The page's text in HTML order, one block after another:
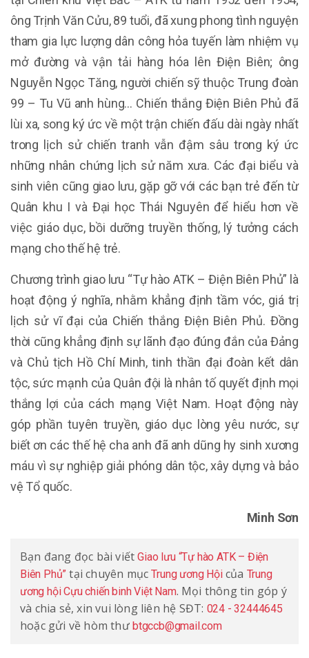
ông Trịnh Văn Cửu, 89 tuổi, đã xung phong tình nguyện
tham gia lực lượng dân công hỏa tuyến làm nhiệm vụ
mở đường và vận tải hàng hóa lên Điện Biên; ông
Nguyễn Ngọc Tăng, người chiến sỹ thuộc Trung đoàn
99 – Tu Vũ anh hùng… Chiến thắng Điện Biên Phủ đã
lùi xa, song ký ức về một trận chiến đấu dài ngày nhất
trong lịch sử chiến tranh vẫn đậm sâu trong ký ức
những nhân chứng lịch sử năm xưa. Các đại biểu và
sinh viên cũng giao lưu, gặp gỡ với các bạn trẻ đến từ
Quân khu I và Đại học Thái Nguyên để hiểu hơn về
việc giáo dục, bồi dưỡng truyền thống, lý tưởng cách
mạng cho thế hệ trẻ.
Chương trình giao lưu “Tự hào ATK – Điện Biên Phủ” là
hoạt động ý nghĩa, nhằm khẳng định tầm vóc, giá trị
lịch sử vĩ đại của Chiến thắng Điện Biên Phủ. Đồng
thời cũng khẳng định sự lãnh đạo đúng đắn của Đảng
và Chủ tịch Hồ Chí Minh, tinh thần đại đoàn kết dân
tộc, sức mạnh của Quân đội là nhân tố quyết định mọi
thắng lợi của cách mạng Việt Nam. Hoạt động này
góp phần tuyên truyền, giáo dục lòng yêu nước, sự
biết ơn các thế hệ cha anh đã anh dũng hy sinh xương
máu vì sự nghiệp giải phóng dân tộc, xây dựng và bảo
vệ Tổ quốc.
Minh Sơn
Bạn đang đọc bài viếtGiao lưu “Tự hào ATK – Điện
Biên Phủ” tại chuyên mụcTrung ương Hộicủa Trung
ương hội Cựu chiến binh Việt Nam. Mọi thông tin góp ý
và chia sẻ, xin vui lòng liên hệ SĐT: 024 - 32444645
hoặc gửi về hòm thư btgccb@gmail.com